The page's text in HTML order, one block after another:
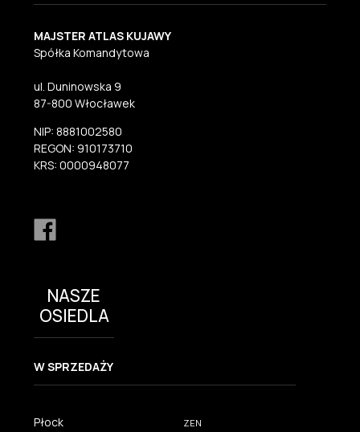
MAJSTER ATLAS KUJAWY
Spółka Komandytowa
ul. Duninowska 9
87-800 Włocławek
NIP: 8881002580
REGON: 910173710
KRS: 0000948077
NASZE
OSIEDLA
W SPRZEDAŻY
Płock ZEN